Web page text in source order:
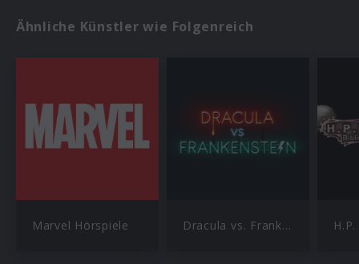
Ähnliche Künstler wie Folgenreich
Marvel Hörspiele Dracula vs. Frankenstein